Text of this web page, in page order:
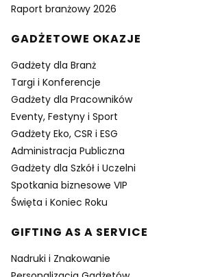
Raport branżowy 2026
GADŻETOWE OKAZJE
Gadżety dla Branż
Targi i Konferencje
Gadżety dla Pracowników
Eventy, Festyny i Sport
Gadżety Eko, CSR i ESG
Administracja Publiczna
Gadżety dla Szkół i Uczelni
Spotkania biznesowe VIP
Święta i Koniec Roku
GIFTING AS A SERVICE
Nadruki i Znakowanie